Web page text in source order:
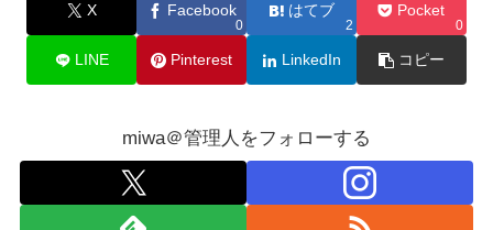
X Facebook
0
はてブ
2
Pocket
0
LINE Pinterest LinkedIn コピー
miwa＠管理人をフォローする